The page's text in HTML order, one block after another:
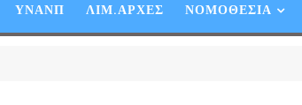
ΥΝΑΝΠ ΛΙΜ.ΑΡΧΕΣ ΝΟΜΟΘΕΣΙΑ